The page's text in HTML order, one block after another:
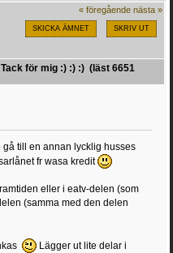
« föregående nästa »
SKICKA ÄMNET SKRIV UT
för mig :) :) :) (läst 6651
gå till en annan lycklig husses
fr wasa kredit
eller i eatv-delen (som
(samma med den delen
Lägger ut lite delar i